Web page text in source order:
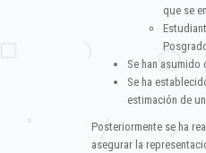
que se
Se han
Se ha
estimación de
Posteriormente se ha
asegurar la